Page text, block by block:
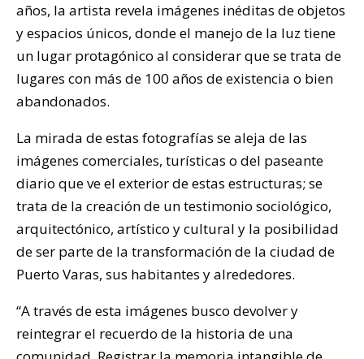
años, la artista revela imágenes inéditas de objetos
y espacios únicos, donde el manejo de la luz tiene
un lugar protagónico al considerar que se trata de
lugares con más de 100 años de existencia o bien
abandonados.
La mirada de estas fotografías se aleja de las
imágenes comerciales, turísticas o del paseante
diario que ve el exterior de estas estructuras; se
trata de la creación de un testimonio sociológico,
arquitectónico, artístico y cultural y la posibilidad
de ser parte de la transformación de la ciudad de
Puerto Varas, sus habitantes y alrededores.
“A través de esta imágenes busco devolver y
reintegrar el recuerdo de la historia de una